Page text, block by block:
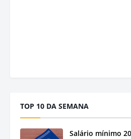
TOP 10 DA SEMANA
Salário mínimo